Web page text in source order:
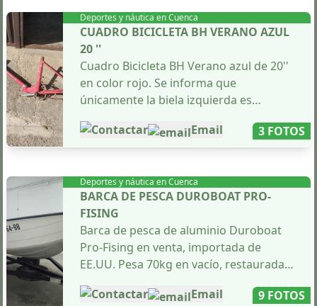
uso ocasional.
Deportes y náutica enCuenca
CUADRO BICICLETA BH VERANO AZUL
20 ''
Cuadro Bicicleta BH Verano azul de 20''
en color rojo. Se informa que
únicamente la biela izquierda es
torcidos. En este estado, solamente se
recomienda utilizar el cuadro y la
Contactar Email 3 FOTOS
Deportes y náutica enCuenca
BARCA DE PESCA DUROBOAT PRO-
FISING
Barca de pesca de aluminio Duroboat
Pro-Fising en venta, importada de
EE.UU. Pesa 70kg en vacío, restaurada y
largo, 1.50m de ancho y 4 plazas
Contactar Email 9 FOTOS